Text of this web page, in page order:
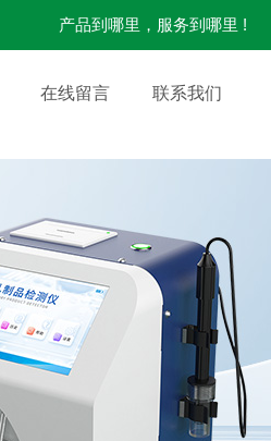
产品到哪里，服务到哪里 !
在线留言 联系我们